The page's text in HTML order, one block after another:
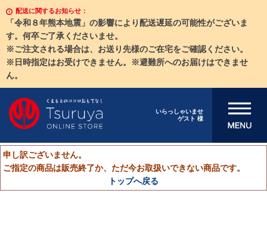
配送に関するお知らせ：
「令和８年熊本地震」の影響により配送遅延の可能性がございま
す。何卒ご了承くださいませ。
※ご注文される場合は、お送り先様のご在宅をご確認ください。
※日時指定はお受けできません。※避難所へのお届けはできませ
ん。
いらっしゃいませ
ゲスト 様
メニューを開
申し訳ございません。
ご指定の商品は販売終了か、ただ今お取扱いできない商品です。
トップへ戻る